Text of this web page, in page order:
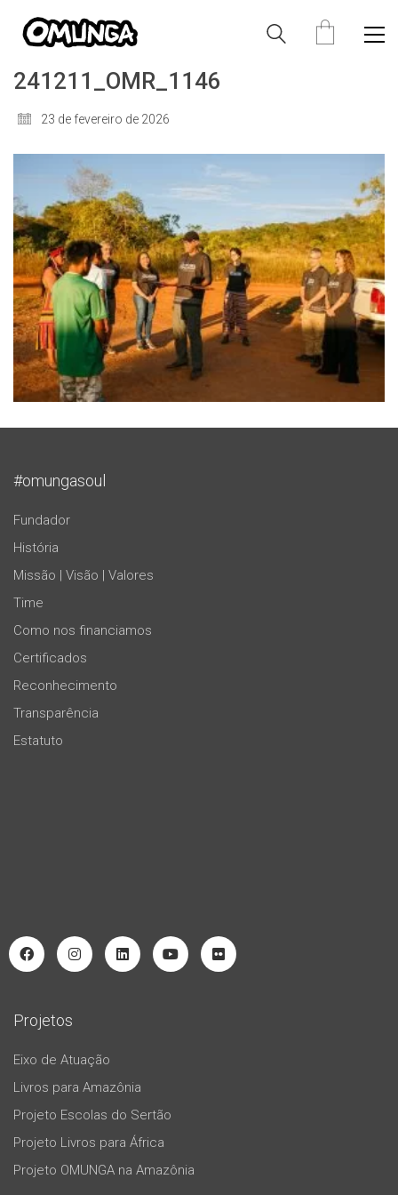
241211_OMR_1146
23 de fevereiro de 2026
#omungasoul
Fundador
História
Missão | Visão | Valores
Time
Como nos financiamos
Certificados
Reconhecimento
Transparência
Estatuto
Projetos
Eixo de Atuação
Livros para Amazônia
Projeto Escolas do Sertão
Projeto Livros para África
Projeto OMUNGA na Amazônia